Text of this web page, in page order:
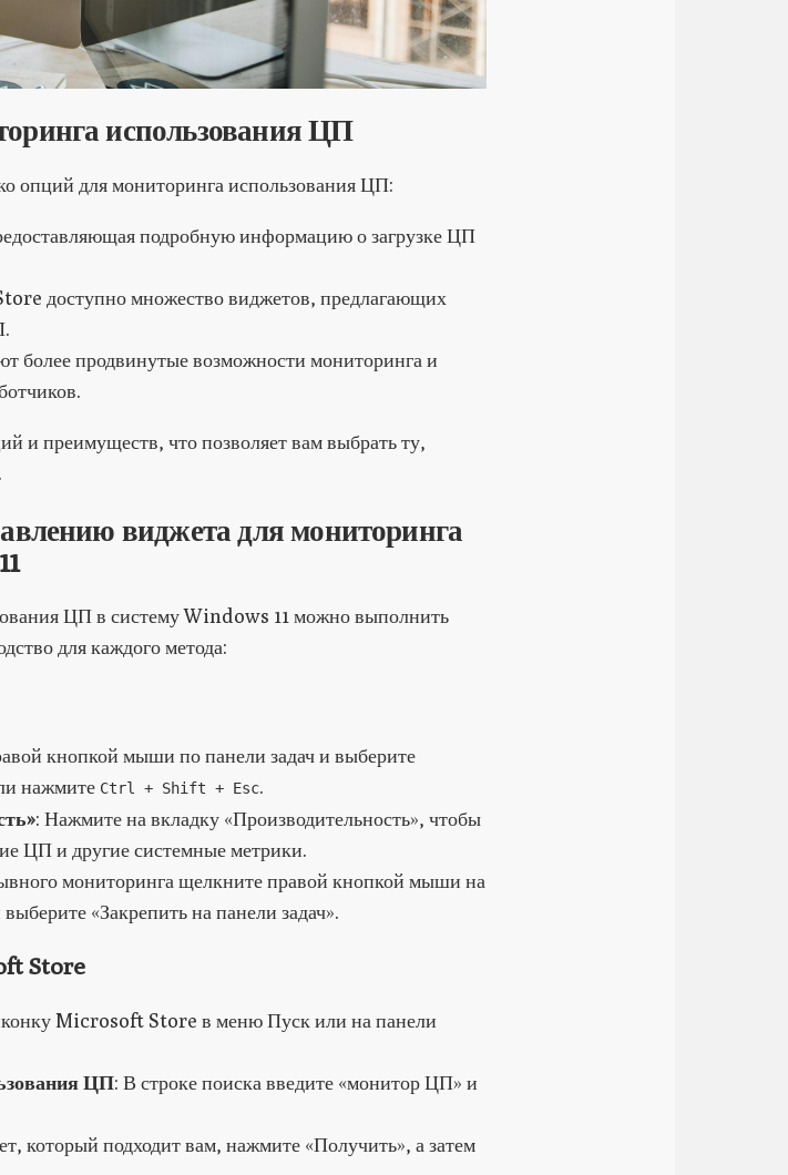
использования ЦП
опций для мониторинга использования ЦП:
подробную информацию о загрузке ЦП
доступно множество виджетов, предлагающих
более продвинутые возможности мониторинга и
и преимуществ, что позволяет вам выбрать ту,
виджета для мониторинга
ЦП в систему Windows 11 можно выполнить
для каждого метода:
кнопкой мыши по панели задач и выберите
нажмите Ctrl + Shift + Esc.
: Нажмите на вкладку «Производительность», чтобы
ЦП и другие системные метрики.
мониторинга щелкните правой кнопкой мыши на
«Закрепить на панели задач».
Store
Microsoft Store в меню Пуск или на панели
ЦП: В строке поиска введите «монитор ЦП» и
который подходит вам, нажмите «Получить», а затем